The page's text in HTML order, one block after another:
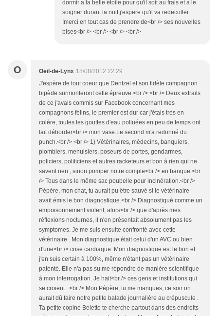
dormir a la belle étoile pour qu'il soit au frais et a le
soigner durant la nuit,j'espere qu'il va redecoller
!merci en tout cas de prendre de<br /> ses nouvelles
bises<br /> <br /> <br /> <br />
O Oeil-de-Lynx 18/08/2012 22:29
J'espère de tout coeur que Dentzel et son fidèle compagnon
bipède surmonteront cette épreuve.<br /> <br /> Deux extraits
de ce j'avais commis sur Facebook concernant mes
compagnons félins, le premier est dur car j'étais très en
colère, toutes les gouttes d'eau polluées en peu de temps ont
fait déborder<br /> mon vase.Le second m'a redonné du
punch.<br /> <br /> 1) Vétérinaires, médecins, banquiers,
plombiers, menuisiers, poseurs de portes, gendarmes,
policiers, politiciens et autres racketeurs et bon à rien qui ne
savent rien , sinon pomper notre compte<br /> en banque.<br
/> Tous dans le même sac poubelle pour incinération.<br />
Pépère, mon chat, tu aurait pu être sauvé si le vétérinaire
avait émis le bon diagnostique.<br /> Diagnostiqué comme un
empoisonnement violent, alors<br /> que d'après mes
réflexions nocturnes, il n'en présentait absolument pas les
symptomes. Je me suis ensuite confronté avec cette
vétérinaire . Mon diagnostique était celui d'un AVC ou bien
d'une<br /> crise cardiaque. Mon diagnostique est le bon et
j'en suis certain à 100%, même n'étant pas un vétérinaire
patenté. Elle n'a pas su me répondre de manière scientifique
à mon interrogation. Je hait<br /> ces gens et institutions qui
se croient...<br /> Mon Pépère, tu me manques, ce soir on
aurait dû faire notre petite balade journalière au crépuscule .
Ta petite copine Belette te cherche partout dans des endroits